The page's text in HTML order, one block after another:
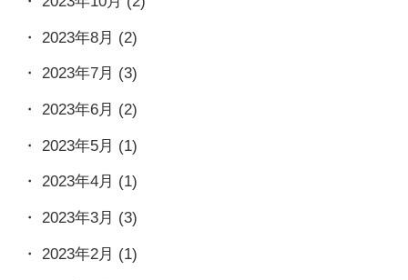
2023年8月 (2)
2023年7月 (3)
2023年6月 (2)
2023年5月 (1)
2023年4月 (1)
2023年3月 (3)
2023年2月 (1)